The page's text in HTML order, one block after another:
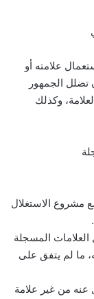
علامته أو
تضلل الجمهور
وكذلك
مشروع الاستغلال
المسجلة
ما لم يتفق على
عنه من غير علامة